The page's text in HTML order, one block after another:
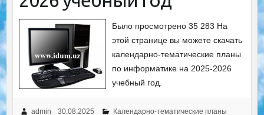
Было просмотрено 35 283 На
этой странице вы можете скачать
календарно-тематические планы
по информатике на 2025-2026
учебный год.
admin 30.08.2025
Календарно-тематические планы